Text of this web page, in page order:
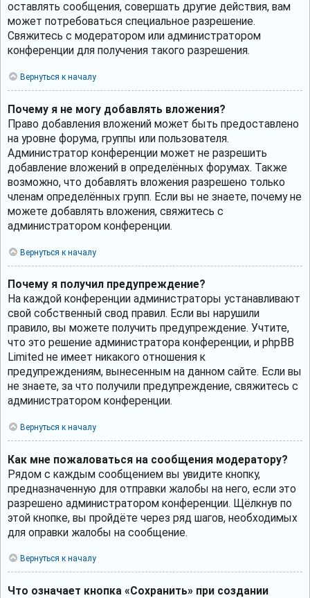
оставлять сообщения, совершать другие действия, вам
может потребоваться специальное разрешение.
Свяжитесь с модератором или администратором
конференции для получения такого разрешения.
Вернуться к началу
Почему я не могу добавлять вложения?
Право добавления вложений может быть предоставлено
на уровне форума, группы или пользователя.
Администратор конференции может не разрешить
добавление вложений в определённых форумах. Также
возможно, что добавлять вложения разрешено только
членам определённых групп. Если вы не знаете, почему не
можете добавлять вложения, свяжитесь с
администратором конференции.
Вернуться к началу
Почему я получил предупреждение?
На каждой конференции администраторы устанавливают
свой собственный свод правил. Если вы нарушили
правило, вы можете получить предупреждение. Учтите,
что это решение администратора конференции, и phpBB
Limited не имеет никакого отношения к
предупреждениям, вынесенным на данном сайте. Если вы
не знаете, за что получили предупреждение, свяжитесь с
администратором конференции.
Вернуться к началу
Как мне пожаловаться на сообщения модератору?
Рядом с каждым сообщением вы увидите кнопку,
предназначенную для отправки жалобы на него, если это
разрешено администратором конференции. Щёлкнув по
этой кнопке, вы пройдёте через ряд шагов, необходимых
для оправки жалобы на сообщение.
Вернуться к началу
Что означает кнопка «Сохранить» при создании